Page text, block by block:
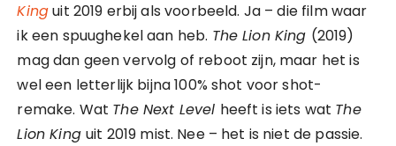
Kinguit 2019 erbij als voorbeeld. Ja – die film waar
ik een spuughekel aan heb. The Lion King (2019)
mag dan geen vervolg of reboot zijn, maar het is
wel een letterlijk bijna 100% shot voor shot-
remake. Wat The Next Level heeft is iets wat The
Lion King uit 2019 mist. Nee – het is niet de passie.